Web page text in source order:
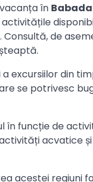
în
activitățile
Consultă, de
a excursiilor din
se potrivesc
în funcție de
acvatice
acestei regiuni